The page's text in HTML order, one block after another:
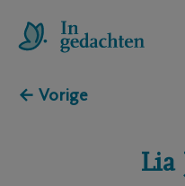
← Vorige
Lia